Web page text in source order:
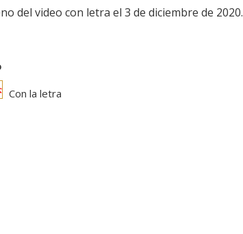
del video con letra el 3 de diciembre de 2020.
Con la letra